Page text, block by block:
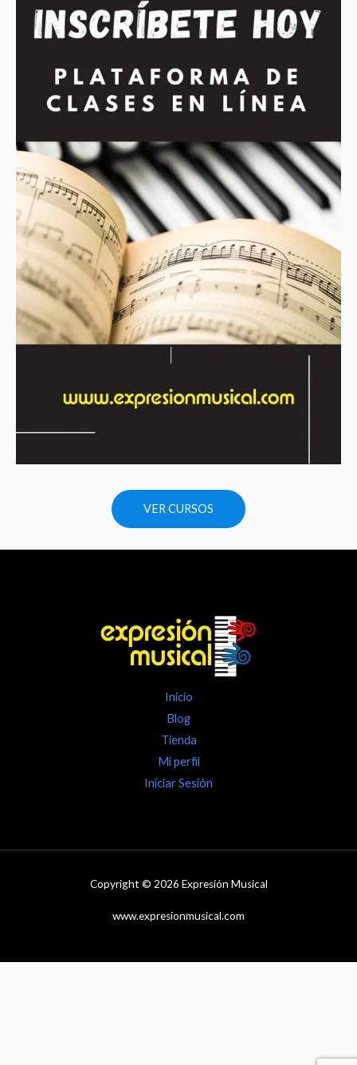
VER CURSOS
Inicio
Blog
Tienda
Mi perfil
Iniciar Sesión
Copyright © 2026 Expresión Musical
www.expresionmusical.com